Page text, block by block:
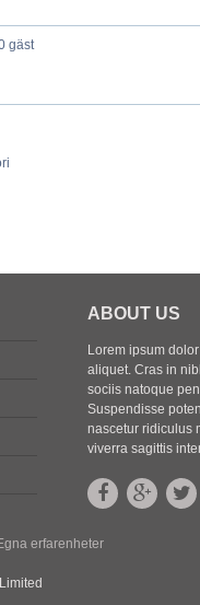
gäst
ABOUT US
Lorem ipsum
aliquet. Cras in
sociis natoque
Suspendisse
nascetur ridiculus
viverra sagittis
erfarenheter